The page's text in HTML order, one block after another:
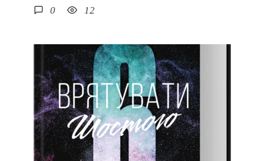
0 12